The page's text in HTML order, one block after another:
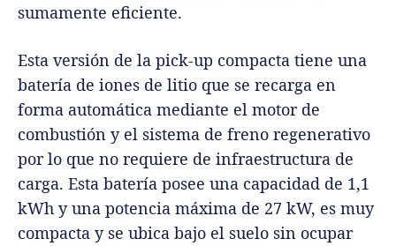
sumamente eficiente.
Esta versión de la pick-up compacta tiene una
batería de iones de litio que se recarga en
forma automática mediante el motor de
combustión y el sistema de freno regenerativo
por lo que no requiere de infraestructura de
carga. Esta batería posee una capacidad de 1,1
kWh y una potencia máxima de 27 kW, es muy
compacta y se ubica bajo el suelo sin ocupar